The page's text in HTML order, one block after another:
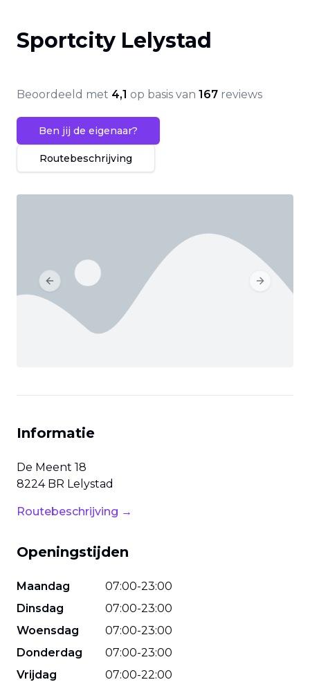
Sportcity Lelystad
Beoordeeld met 4,1 op basis van 167 reviews
Ben jij de eigenaar?
Routebeschrijving
Previous slide Next slide
Informatie
De Meent 18
8224 BR Lelystad
Routebeschrijving →
Openingstijden
Maandag 07:00-23:00
Dinsdag
07:00-23:00
Woensdag
07:00-23:00
Donderdag
07:00-23:00
Vrijdag
07:00-22:00